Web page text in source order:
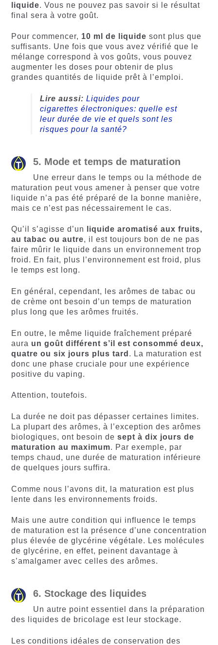
liquide. Vous ne pouvez pas savoir si le résultat
final sera à votre goût.
Pour commencer, 10 ml de liquide sont plus que
suffisants. Une fois que vous avez vérifié que le
mélange correspond à vos goûts, vous pouvez
augmenter les doses pour obtenir de plus
grandes quantités de liquide prêt à l’emploi.
Lire aussi: Liquides pour
cigarettes électroniques: quelle est
leur durée de vie et quels sont les
risques pour la santé?
5. Mode et temps de maturation
Une erreur dans le temps ou la méthode de
maturation peut vous amener à penser que votre
liquide n’a pas été préparé de la bonne manière,
mais ce n’est pas nécessairement le cas.
Qu’il s’agisse d’un
liquide aromatisé aux fruits,
au tabac ou autre, il est toujours bon de ne pas
faire mûrir le liquide dans un environnement trop
froid. En fait, plus l’environnement est froid, plus
le temps est long.
En général, cependant, les arômes de tabac ou
de crème ont besoin d’un temps de maturation
plus long que les arômes fruités.
En outre, le même liquide fraîchement préparé
aura un goût différent s’il est consommé deux,
quatre ou six jours plus tard . La maturation est
donc une phase cruciale pour une expérience
positive du vaping.
Attention, toutefois.
La durée ne doit pas dépasser certaines limites.
La plupart des arômes, à l’exception des arômes
biologiques, ont besoin de sept à dix jours de
maturation au maximum. Par exemple, par
temps chaud, une durée de maturation inférieure
de quelques jours suffira.
Comme nous l’avons dit, la maturation est plus
lente dans les environnements froids.
Mais une autre condition qui influence le temps
de maturation est la présence d’une concentration
plus élevée de glycérine végétale. Les molécules
de glycérine, en effet, peinent davantage à
s’amalgamer avec celles des arômes.
6. Stockage des liquides
Un autre point essentiel dans la préparation
des liquides de bricolage est leur stockage.
Les conditions idéales de conservation des